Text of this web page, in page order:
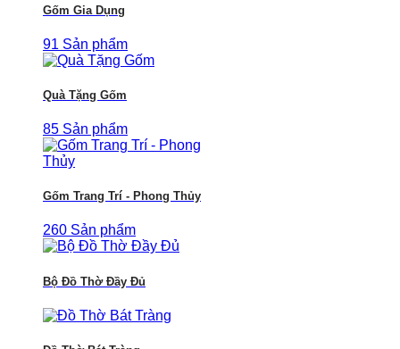
Gốm Gia Dụng
91 Sản phẩm
Quà Tặng Gốm
85 Sản phẩm
Gốm Trang Trí - Phong Thủy
260 Sản phẩm
Bộ Đồ Thờ Đầy Đủ